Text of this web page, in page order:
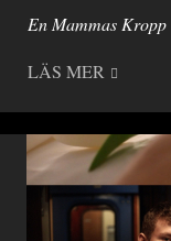
En Mammas Kropp
LÄS MER